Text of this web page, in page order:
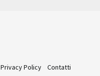
Privacy Policy Contatti